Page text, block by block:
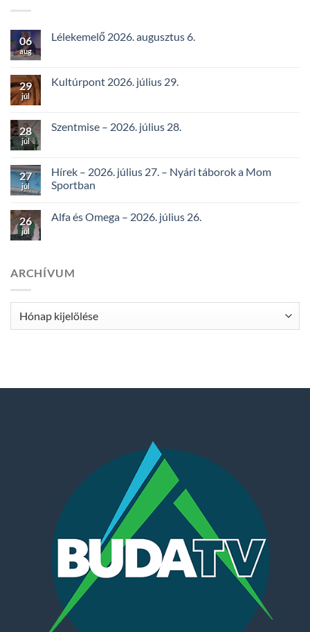
06
aug
Lélekemelő 2026. augusztus 6.
29
júl
Kultúrpont 2026. július 29.
28
júl
Szentmise – 2026. július 28.
27
júl
Hírek – 2026. július 27. – Nyári táborok a Mom
Sportban
26
júl
Alfa és Omega – 2026. július 26.
ARCHÍVUM
Archívum